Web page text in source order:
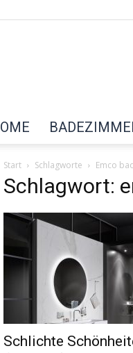
Start Schlagworte Emco
Schlagwort:
Schlichte